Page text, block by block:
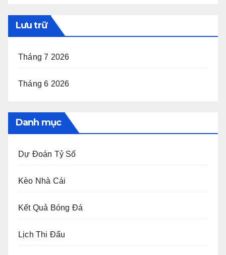
Lưu trữ
Tháng 7 2026
Tháng 6 2026
Danh mục
Dự Đoán Tỷ Số
Kèo Nhà Cái
Kết Quả Bóng Đá
Lịch Thi Đấu